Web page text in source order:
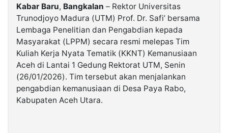
Kabarbaru.co
2026
Kabarbaru
Media
Holding
Kabar Baru, Bangkalan – Rektor Universitas
Trunodjoyo Madura (UTM) Prof. Dr. Safi’ bersama
Lembaga Penelitian dan Pengabdian kepada
Masyarakat (LPPM) secara resmi melepas Tim
Kuliah Kerja Nyata Tematik (KKNT) Kemanusiaan
Aceh di Lantai 1 Gedung Rektorat UTM, Senin
(26/01/2026). Tim tersebut akan menjalankan
pengabdian kemanusiaan di Desa Paya Rabo,
Kabupaten Aceh Utara.